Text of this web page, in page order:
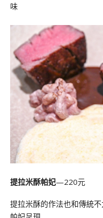
味
提拉米酥帕妃—220元
提拉米酥的作法也和傳統